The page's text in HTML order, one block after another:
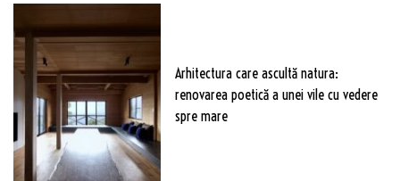
Arhitectura care ascultă natura:
renovarea poetică a unei vile cu vedere
spre mare